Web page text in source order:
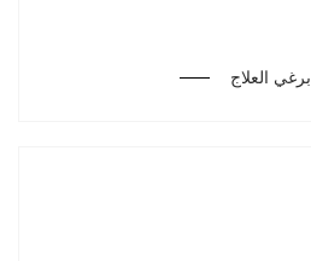
برغي العلاج